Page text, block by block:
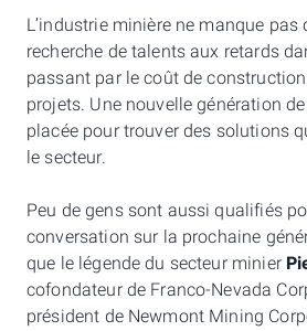
L’industrie minière ne manque pas
recherche de talents aux retards
passant par le coût de
projets. Une nouvelle génération
placée pour trouver des solutions
le secteur.
Peu de gens sont aussi qualifiés
conversation sur la prochaine
que le légende du secteur minier
cofondateur de Franco-Nevada
président de Newmont Mining